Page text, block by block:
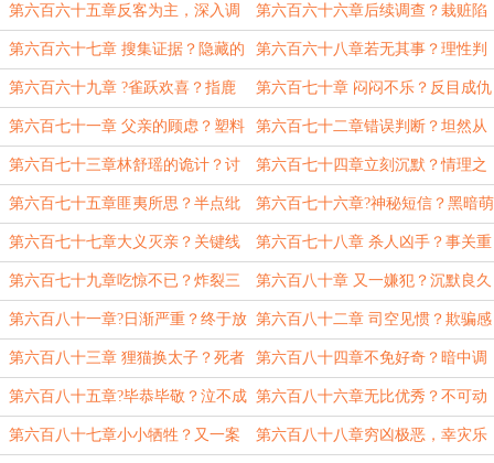
弈 的地
第六百六十五章反客为主，深入调
查
第六百六十六章后续调查？栽赃陷
害
第六百六十七章 搜集证据？隐藏的
秘密
第六百六十八章若无其事？理性判
断
第六百六十九章 ?雀跃欢喜？指鹿
为马
第六百七十章 闷闷不乐？反目成仇
第六百七十一章 父亲的顾虑？塑料
姐妹？
第六百七十二章错误判断？坦然从
容
第六百七十三章林舒瑶的诡计？讨
回公道
第六百七十四章立刻沉默？情理之
中
第六百七十五章匪夷所思？半点纰
漏
第六百七十六章?神秘短信？黑暗萌
芽
第六百七十七章大义灭亲？关键线
索
第六百七十八章 杀人凶手？事关重
大
第六百七十九章吃惊不已？炸裂三
观
第六百八十章 又一嫌犯？沉默良久
第六百八十一章?日渐严重？终于放
心
第六百八十二章 司空见惯？欺骗感
情？
第六百八十三章 狸猫换太子？死者
是谁？
第六百八十四章不免好奇？暗中调
查
第六百八十五章?毕恭毕敬？泣不成
声
第六百八十六章无比优秀？不可动
摇？
第六百八十七章小小牺牲？又一案 第六百八十八章穷凶极恶，幸灾乐